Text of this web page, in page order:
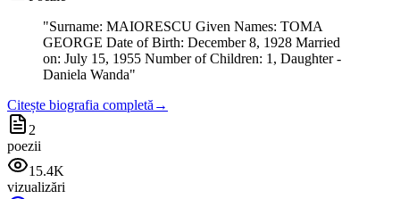
"Surname: MAIORESCU Given Names: TOMA
GEORGE Date of Birth: December 8, 1928 Married
on: July 15, 1955 Number of Children: 1, Daughter -
Daniela Wanda"
Citește biografia completă →
2
poezii
15.4K
vizualizări